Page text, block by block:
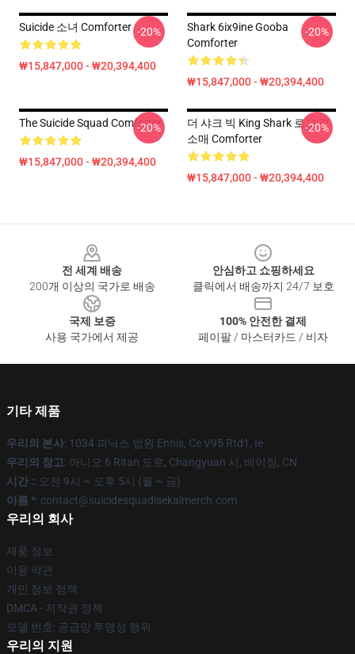
Suicide 소녀 Comforter
₩15,847,000 - ₩20,394,400
-20%
Shark 6ix9ine Gooba
Comforter
₩15,847,000 - ₩20,394,400
-20%
The Suicide Squad Comforter
₩15,847,000 - ₩20,394,400
-20%
더 샤크 빅 King Shark 로고 긴
소매 Comforter
₩15,847,000 - ₩20,394,400
-20%
전 세계 배송
200개 이상의 국가로 배송
안심하고 쇼핑하세요
클릭에서 배송까지 24/7 보호
국제 보증
사용 국가에서 제공
100% 안전한 결제
페이팔 / 마스터카드 / 비자
기타 제품
우리의 본사: 1034 피닉스 법원 Ennis, Ce V95 Rtd1, Ie
우리의 창고: 아니오 6 Ritan 도로, Changyuan 시, 베이징, CN
시간 :: 오전 9시 ~ 오후 5시 (월 ~ 금)
이름 *: contact@suicidesquadisekaimerch.com
우리의 회사
제품 정보
이용 약관
개인 정보 정책
DMCA - 저작권 정책
모델 번호: 공급망 투명성 행위
우리의 지원